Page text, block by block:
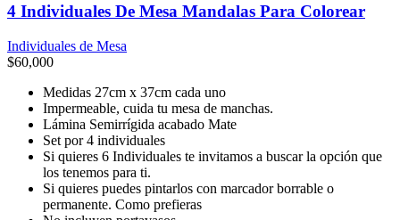
4 Individuales De Mesa Mandalas Para Colorear
Individuales de Mesa
$60,000
Medidas 27cm x 37cm cada uno
Impermeable, cuida tu mesa de manchas.
Lámina Semirrígida acabado Mate
Set por 4 individuales
Si quieres 6 Individuales te invitamos a buscar la opción que
los tenemos para ti.
Si quieres puedes pintarlos con marcador borrable o
permanente. Como prefieras